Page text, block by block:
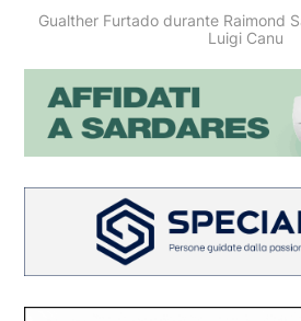
Gualther Furtado durante Raimond
Luigi Canu